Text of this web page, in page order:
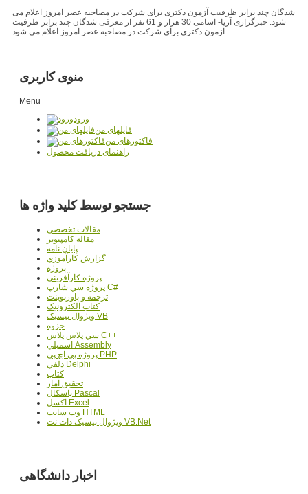
شدگان چند برابر ظرفیت آزمون دکتری برای شرکت در مصاحبه عصر امروز اعلام می
شود. خبرگزاری آریا- اسامی 30 هزار و 61 نفر از معرفی شدگان چند برابر ظرفیت
آزمون دکتری برای شرکت در مصاحبه عصر امروز اعلام می شود.
منوی کاربری
Menu
ورود
فایلهای من
فاکتورهای من
راهنمای دریافت محصول
جستجو توسط کلید واژه ها
مقالات تخصصي
مقاله کامپیوتر
پایان نامه
گزارش کارآموزي
پروژه
پروژه کارآفريني
پروژه سي شارپ C#
ترجمه و پاورپوينت
کتاب الکترونيک
ويژوال بيسيک VB
جزوه
سي پلاس پلاس C++
اسمبلي Assembly
پروژه پي اچ پي PHP
دلفي Delphi
کتاب
تحقيق آمار
پاسکال Pascal
اکسل Excel
وب سايت HTML
ويژوال بيسيک دات نت VB.Net
اخبار دانشگاهی